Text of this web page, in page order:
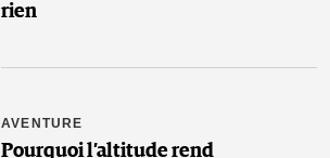
rien
AVENTURE
Pourquoi l’altitude rend